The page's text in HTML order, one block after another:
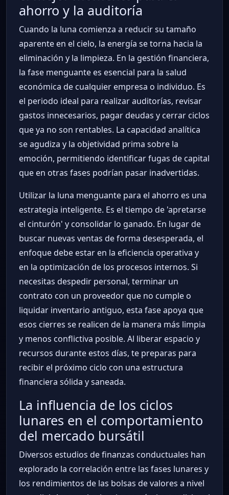
ahorro y la auditoría
Cuando la luna comienza a reducir su tamaño
aparente en el cielo, la energía se torna hacia la
eliminación y la limpieza. En la gestión financiera,
la fase menguante es esencial para la salud
económica de cualquier empresa o individuo. Es
el periodo ideal para realizar auditorías, revisar
gastos innecesarios, pagar deudas y cerrar ciclos
que ya no son rentables. La capacidad analítica
se agudiza y la objetividad prima sobre la
emoción, permitiendo identificar fugas de capital
que en otras fases podrían pasar inadvertidas.
Utilizar la luna menguante para el ahorro es una
estrategia inteligente. Es el tiempo de 'apretarse
el cinturón' y consolidar lo ganado. En lugar de
buscar nuevas ventas de forma desesperada, el
enfoque debe estar en la eficiencia operativa y
en la optimización de los procesos internos. Si
necesitas despedir personal, terminar un
contrato con un proveedor que no cumple o
liquidar inventario antiguo, esta fase apoya que
esos cierres se realicen de la manera más limpia
y menos conflictiva posible. Al liberar espacio y
recursos durante estos días, te preparas para
recibir el próximo ciclo con una estructura
financiera sólida y saneada.
La influencia de los ciclos
lunares en el comportamiento
del mercado bursátil
Diversos estudios de finanzas conductuales han
explorado la correlación entre las fases lunares y
los rendimientos de las bolsas de valores a nivel